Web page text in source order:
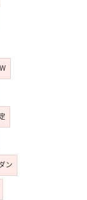
ン